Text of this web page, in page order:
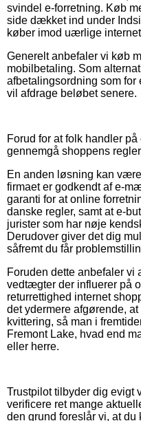
svindel e-forretning. Køb
side dækket ind under
køber imod uærlige
Generelt anbefaler vi køb
mobilbetaling. Som
afbetalingsordning som
vil afdrage beløbet senere.
Forud for at folk handler
gennemgå shoppens
En anden løsning kan
firmaet er godkendt af e-
garanti for at online
danske regler, samt at e-
jurister som har nøje
Derudover giver det dig
såfremt du får
Foruden dette anbefaler vi
vedtægter der influerer på
returrettighed internet
det ydermere afgørende,
kvittering, så man i
Fremont Lake, hvad end
eller herre.
Trustpilot tilbyder dig evigt
verificere ret mange
den grund foreslår vi, at